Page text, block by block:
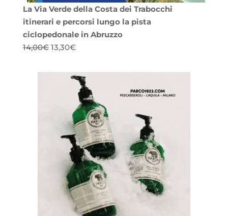
La Via Verde della Costa dei Trabocchi
itinerari e percorsi lungo la pista
ciclopedonale in Abruzzo
14,00€ Il
originale
13,30€Il
attuale
è:
13,30€.